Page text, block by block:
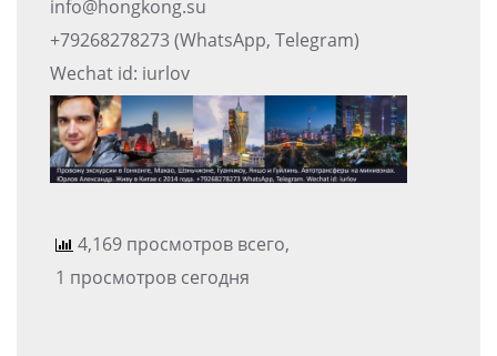
info@hongkong.su
+79268278273 (WhatsApp, Telegram)
Wechat id: iurlov
4,169 просмотров всего,
1 просмотров сегодня